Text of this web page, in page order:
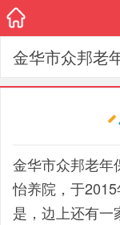
金华市众邦老
金华市众邦老年
怡养院，于
是，边上还有一